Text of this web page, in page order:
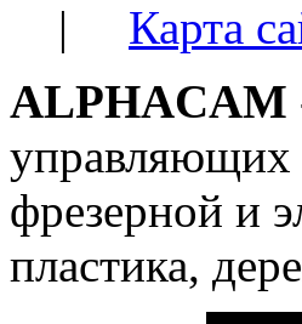
| Карта
ALPHACAM
управляющих
фрезерной и
пластика,